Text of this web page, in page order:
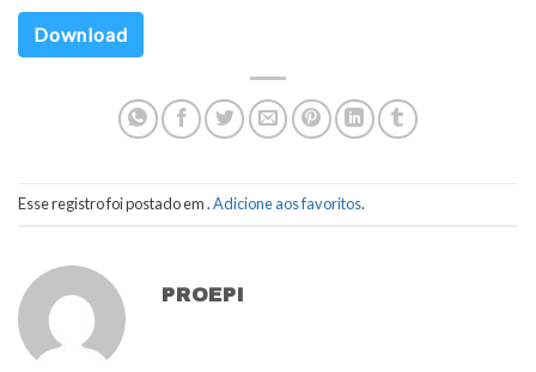
Download
Esse registro foi postado em .Adicione aos favoritos.
PROEPI